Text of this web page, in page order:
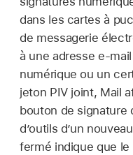
dans les cartes à
de messagerie
à une adresse e-
numérique ou un
jeton PIV joint, Mail
bouton de signature
d’outils d’un
fermé indique que